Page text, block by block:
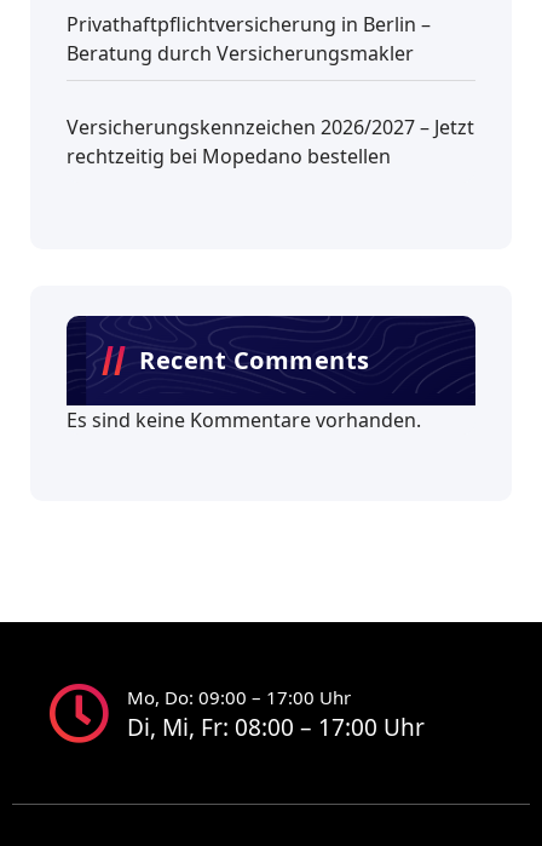
Privathaftpflichtversicherung in Berlin –
Beratung durch Versicherungsmakler
Versicherungskennzeichen 2026/2027 – Jetzt
rechtzeitig bei Mopedano bestellen
Recent Comments
Es sind keine Kommentare vorhanden.
Mo, Do: 09:00 – 17:00 Uhr
Di, Mi, Fr: 08:00 – 17:00 Uhr